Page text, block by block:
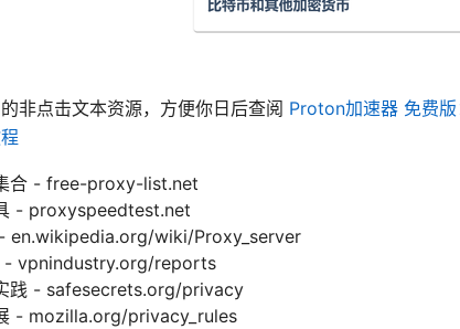
非点击文本资源，方便你日后查阅 Proton加速器 免费
合 - free-proxy-list.net
- proxyspeedtest.net
en.wikipedia.org/wiki/Proxy_server
- vpnindustry.org/reports
践 - safesecrets.org/privacy
- mozilla.org/privacy_rules